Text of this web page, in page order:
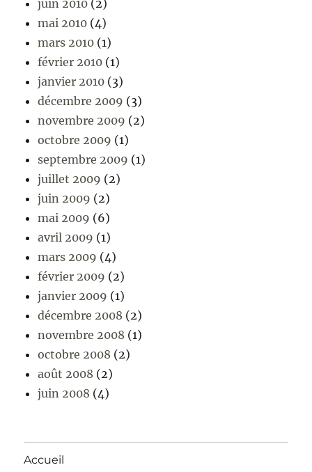
juin 2010 (2)
mai 2010 (4)
mars 2010 (1)
février 2010 (1)
janvier 2010 (3)
décembre 2009 (3)
novembre 2009 (2)
octobre 2009 (1)
septembre 2009 (1)
juillet 2009 (2)
juin 2009 (2)
mai 2009 (6)
avril 2009 (1)
mars 2009 (4)
février 2009 (2)
janvier 2009 (1)
décembre 2008 (2)
novembre 2008 (1)
octobre 2008 (2)
août 2008 (2)
juin 2008 (4)
Accueil